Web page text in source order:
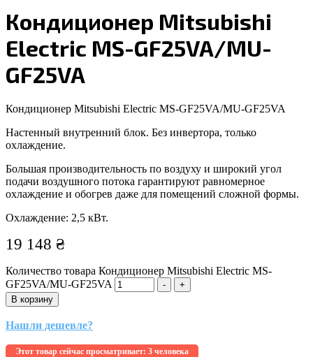
Кондиционер Mitsubishi
Electric MS-GF25VA/MU-
GF25VA
Кондиционер Mitsubishi Electric MS-GF25VA/MU-GF25VA
Настенный внутренний блок. Без инвертора, только
охлаждение.
Большая производительность по воздуху и широкий угол
подачи воздушного потока гарантируют равномерное
охлаждение и обогрев даже для помещений сложной формы.
Охлаждение: 2,5 кВт.
19 148 ₴
Количество товара Кондиционер Mitsubishi Electric MS-
GF25VA/MU-GF25VA
-
+
В корзину
Нашли дешевле?
Этот товар сейчас просматривает: 3 человека